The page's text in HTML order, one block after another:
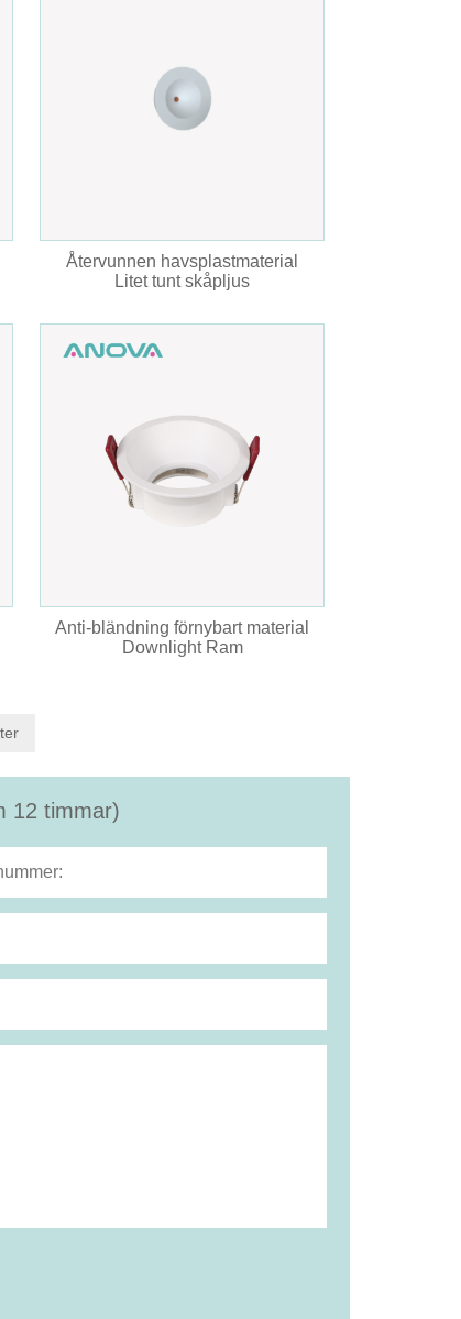
Återvunnen havsplastmaterial
Litet tunt skåpljus
Anti-bländning förnybart material
Downlight Ram
12 timmar)